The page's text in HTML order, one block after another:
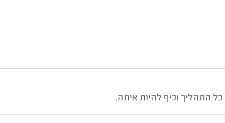
התהליך וכיף להיות איתה.